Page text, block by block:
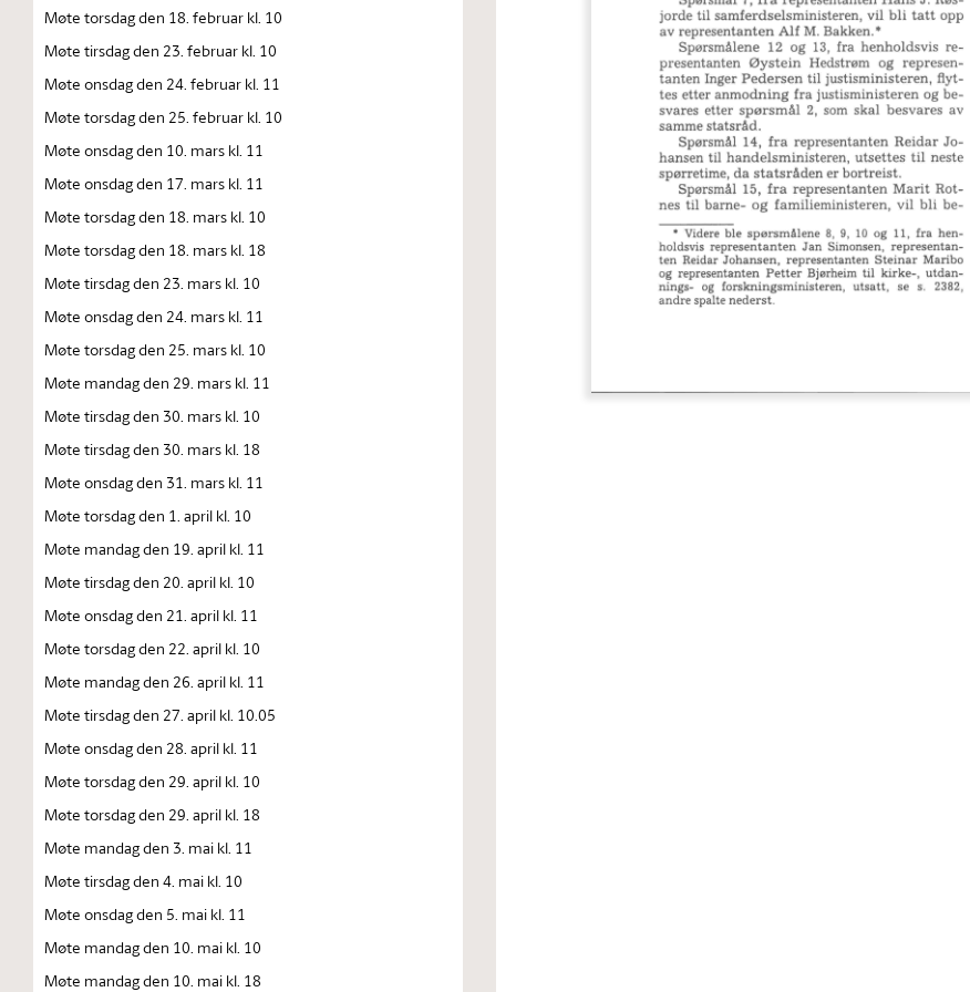
Møte torsdag den 18. februar kl. 10
Møte tirsdag den 23. februar kl. 10
Møte onsdag den 24. februar kl. 11
Møte torsdag den 25. februar kl. 10
Møte onsdag den 10. mars kl. 11
Møte onsdag den 17. mars kl. 11
Møte torsdag den 18. mars kl. 10
Møte torsdag den 18. mars kl. 18
Møte tirsdag den 23. mars kl. 10
Møte onsdag den 24. mars kl. 11
Møte torsdag den 25. mars kl. 10
Møte mandag den 29. mars kl. 11
Møte tirsdag den 30. mars kl. 10
Møte tirsdag den 30. mars kl. 18
Møte onsdag den 31. mars kl. 11
Møte torsdag den 1. april kl. 10
Møte mandag den 19. april kl. 11
Møte tirsdag den 20. april kl. 10
Møte onsdag den 21. april kl. 11
Møte torsdag den 22. april kl. 10
Møte mandag den 26. april kl. 11
Møte tirsdag den 27. april kl. 10.05
Møte onsdag den 28. april kl. 11
Møte torsdag den 29. april kl. 10
Møte torsdag den 29. april kl. 18
Møte mandag den 3. mai kl. 11
Møte tirsdag den 4. mai kl. 10
Møte onsdag den 5. mai kl. 11
Møte mandag den 10. mai kl. 10
Møte mandag den 10. mai kl. 18